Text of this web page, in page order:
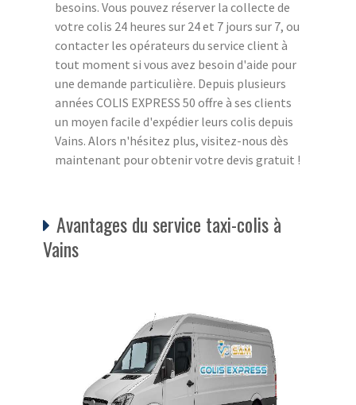
besoins. Vous pouvez réserver la collecte de
votre colis 24 heures sur 24 et 7 jours sur 7, ou
contacter les opérateurs du service client à
tout moment si vous avez besoin d'aide pour
une demande particulière. Depuis plusieurs
années COLIS EXPRESS 50 offre à ses clients
un moyen facile d'expédier leurs colis depuis
Vains. Alors n'hésitez plus, visitez-nous dès
maintenant pour obtenir votre devis gratuit !
Avantages du service taxi-colis à
Vains